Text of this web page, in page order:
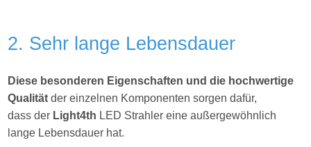
2. Sehr lange Lebensdauer
Diese besonderen Eigenschaften und die hochwertige
Qualität der einzelnen Komponenten sorgen dafür,
dass der Light4th LED Strahler eine außergewöhnlich
lange Lebensdauer hat.